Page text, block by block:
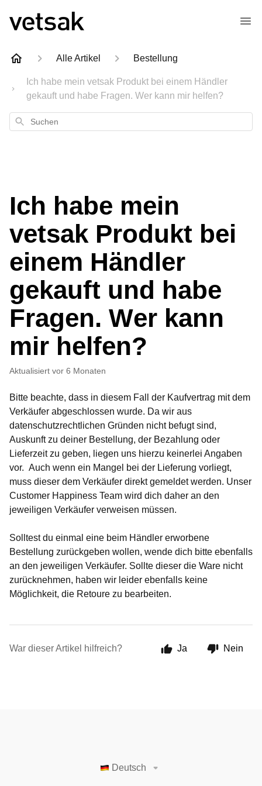
Alle Artikel Bestellung
Ich habe mein vetsak Produkt bei einem Händler
gekauft und habe Fragen. Wer kann mir helfen?
Suchen
Ich habe mein
vetsak Produkt bei
einem Händler
gekauft und habe
Fragen. Wer kann
mir helfen?
Aktualisiert vor 6 Monaten
Bitte beachte, dass in diesem Fall der Kaufvertrag mit dem
Verkäufer abgeschlossen wurde. Da wir aus
datenschutzrechtlichen Gründen nicht befugt sind,
Auskunft zu deiner Bestellung, der Bezahlung oder
Lieferzeit zu geben, liegen uns hierzu keinerlei Angaben
vor. Auch wenn ein Mangel bei der Lieferung vorliegt,
muss dieser dem Verkäufer direkt gemeldet werden. Unser
Customer Happiness Team wird dich daher an den
jeweiligen Verkäufer verweisen müssen.
Solltest du einmal eine beim Händler erworbene
Bestellung zurückgeben wollen, wende dich bitte ebenfalls
an den jeweiligen Verkäufer. Sollte dieser die Ware nicht
zurücknehmen, haben wir leider ebenfalls keine
Möglichkeit, die Retoure zu bearbeiten.
War dieser Artikel hilfreich? Ja Nein
Deutsch